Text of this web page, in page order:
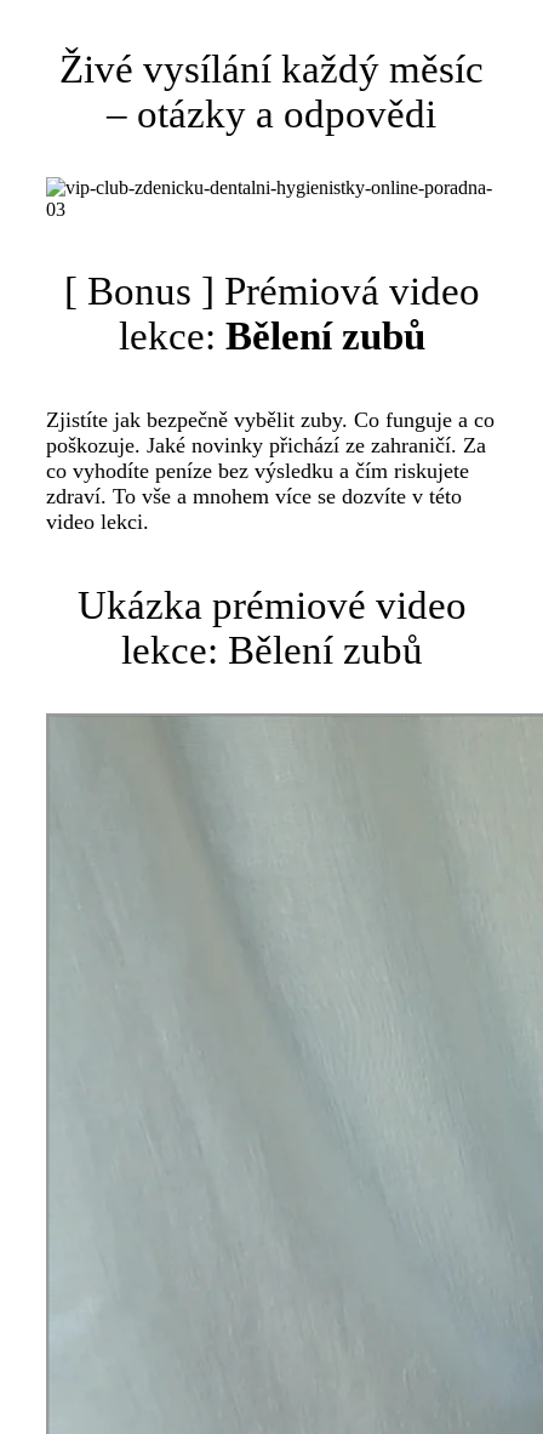
Živé vysílání každý měsíc
– otázky a odpovědi
[ Bonus ] Prémiová video
lekce: Bělení zubů
Zjistíte jak bezpečně vybělit zuby. Co funguje a co
poškozuje. Jaké novinky přichází ze zahraničí. Za
co vyhodíte peníze bez výsledku a čím riskujete
zdraví. To vše a mnohem více se dozvíte v této
video lekci.
Ukázka prémiové video
lekce: Bělení zubů